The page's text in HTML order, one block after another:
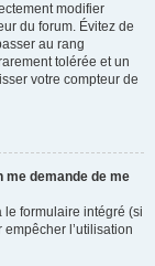
modifier
du forum. Évitez de
au rang
tolérée et un
votre compteur de
me demande de me
le formulaire intégré (si
empêcher l’utilisation